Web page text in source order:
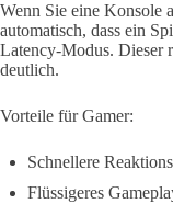
Wenn Sie eine Konsole
automatisch, dass ein
Latency-Modus. Dieser
deutlich.
Vorteile für Gamer:
Schnellere
Flüssigeres